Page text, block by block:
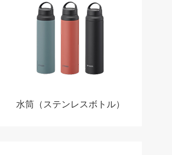
水筒（ステンレスボトル）